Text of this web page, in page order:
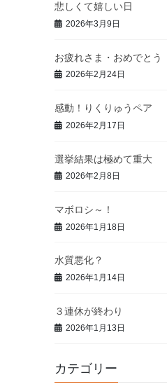
悲しくて嬉しい日
2026年3月9日
お疲れさま・おめでとう
2026年2月24日
感動！りくりゅうペア
2026年2月17日
選挙結果は極めて重大
2026年2月8日
マボロシ～！
2026年1月18日
水質悪化？
2026年1月14日
３連休が終わり
2026年1月13日
カテゴリー